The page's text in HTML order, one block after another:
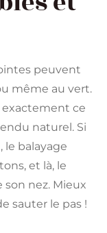
peuvent
même au vert.
exactement ce
naturel. Si
le balayage
et là, le
nez. Mieux
sauter le pas !